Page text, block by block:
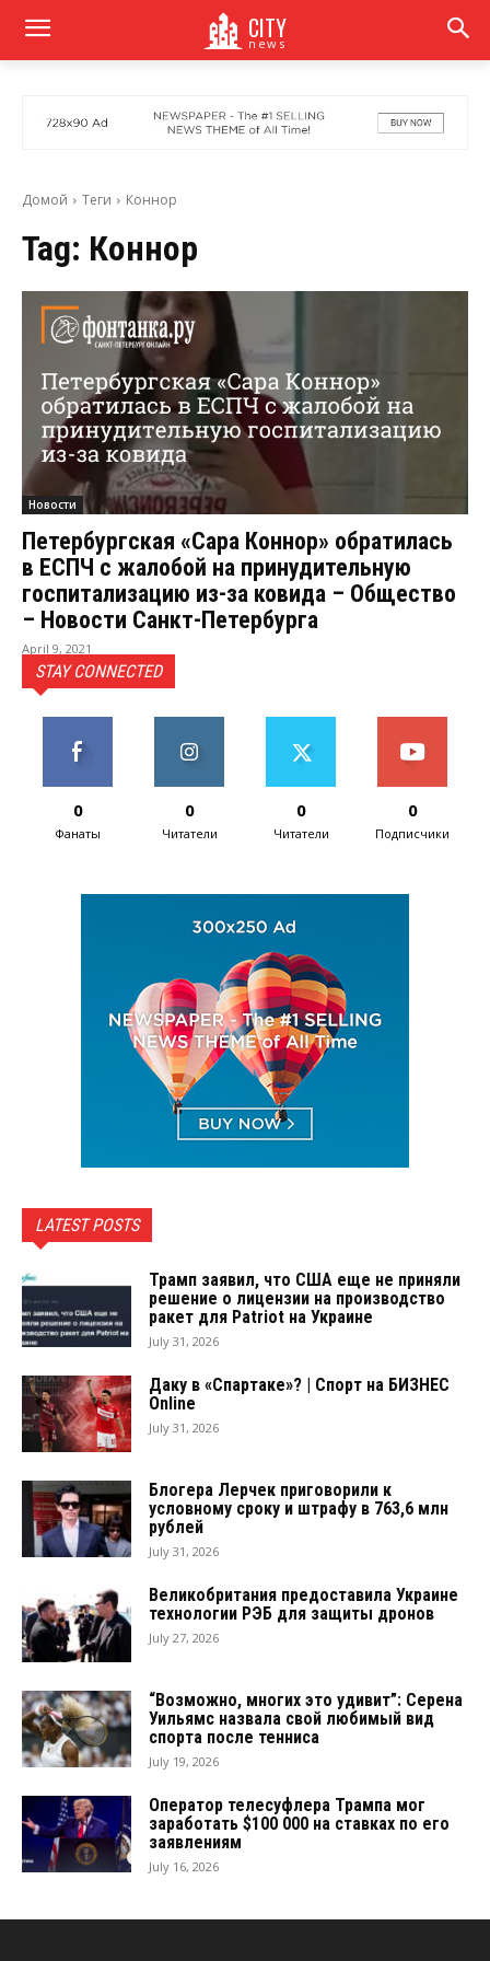
CITY
news
Домой Теги Коннор
Tag: Коннор
Новости
Петербургская «Сара Коннор» обратилась
в ЕСПЧ с жалобой на принудительную
госпитализацию из-за ковида – Общество
– Новости Санкт-Петербурга
April 9, 2021
STAY CONNECTED
0
Фанаты
0
Читатели
0
Читатели
0
Подписчики
LATEST POSTS
Трамп заявил, что США еще не приняли
решение о лицензии на производство
ракет для Patriot на Украине
July 31, 2026
Даку в «Спартаке»? | Спорт на БИЗНЕС
Online
July 31, 2026
Блогера Лерчек приговорили к
условному сроку и штрафу в 763,6 млн
рублей
July 31, 2026
Великобритания предоставила Украине
технологии РЭБ для защиты дронов
July 27, 2026
“Возможно, многих это удивит”: Серена
Уильямс назвала свой любимый вид
спорта после тенниса
July 19, 2026
Оператор телесуфлера Трампа мог
заработать $100 000 на ставках по его
заявлениям
July 16, 2026